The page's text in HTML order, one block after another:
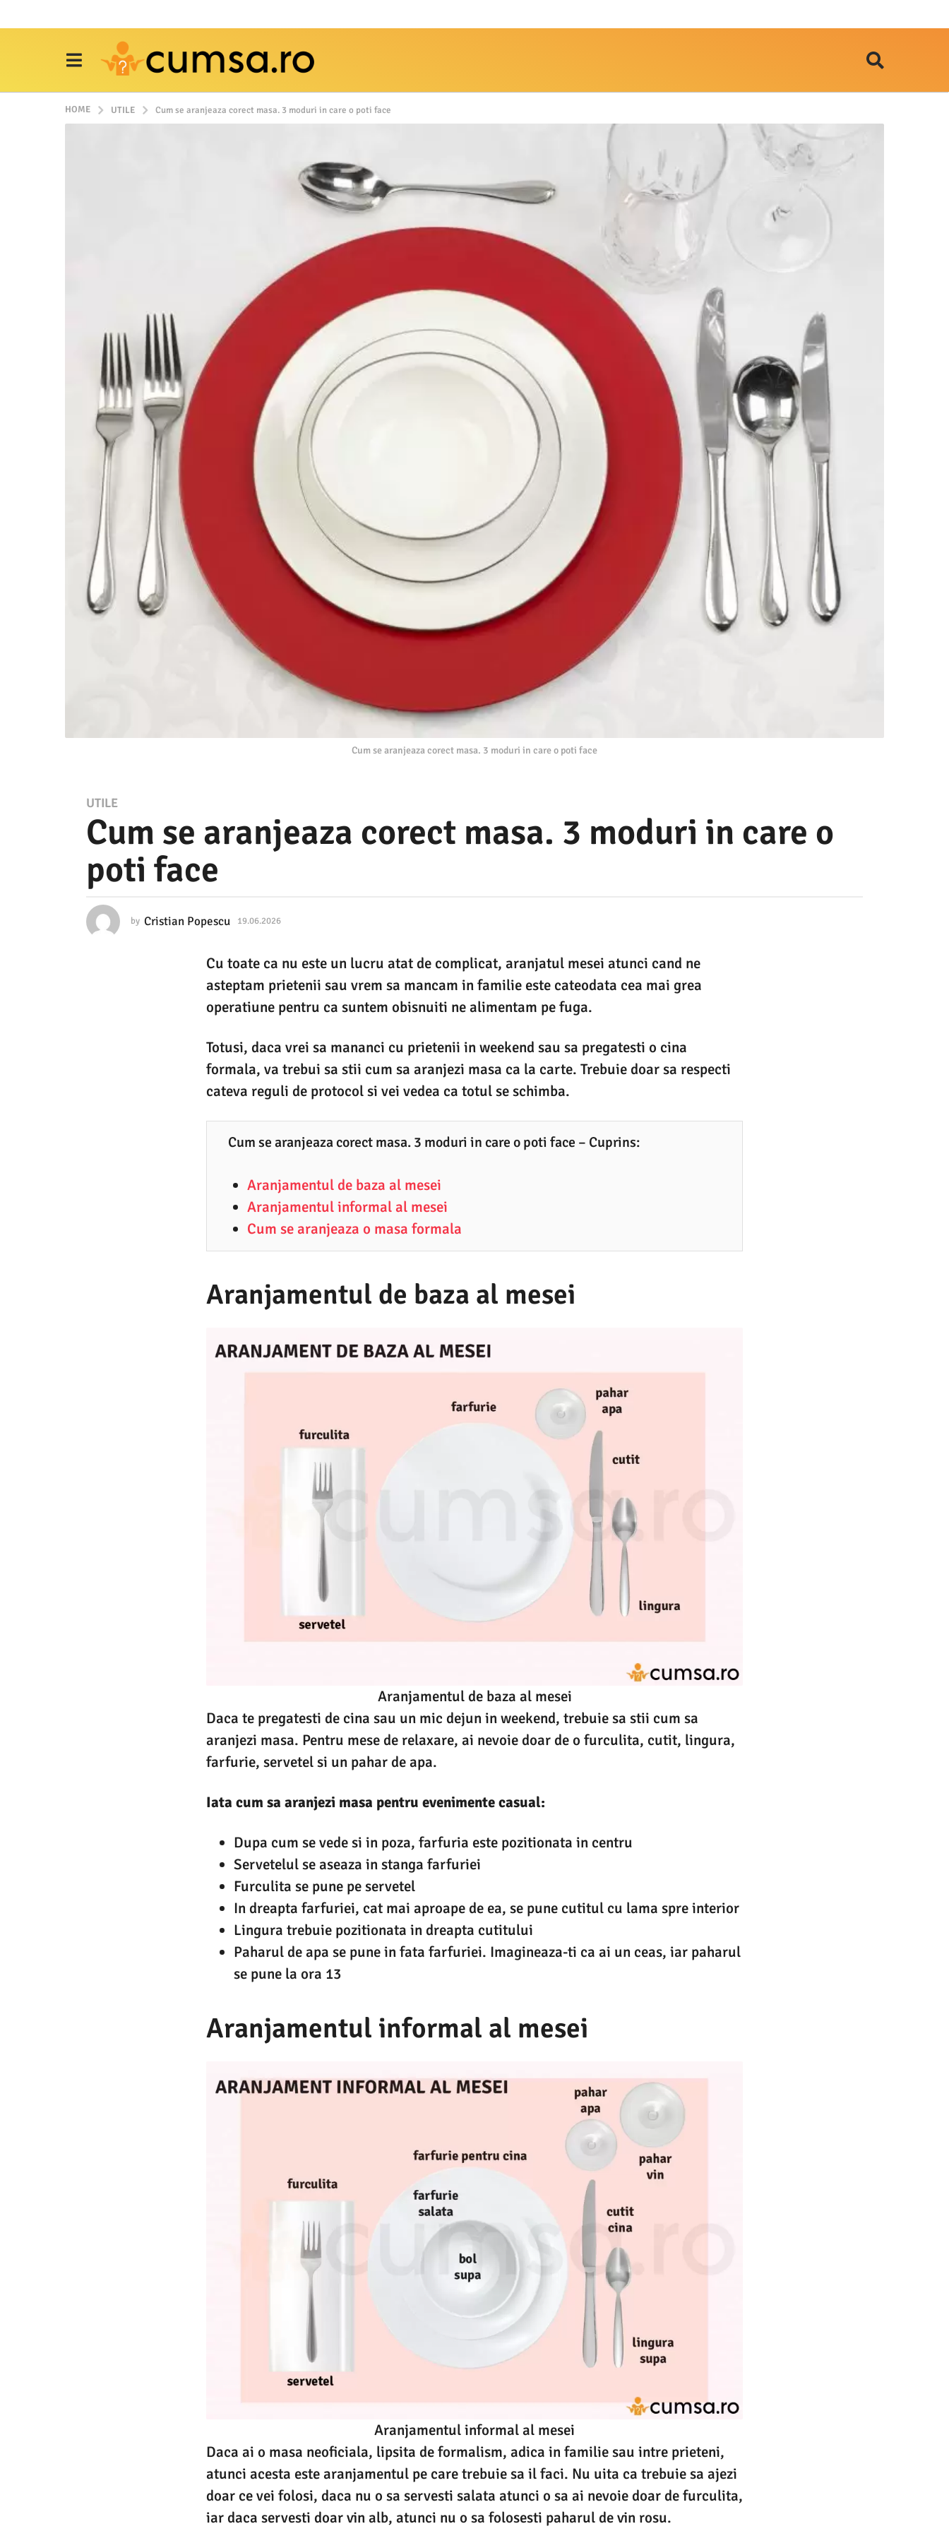
HOME UTILE Cum se aranjeaza corect masa. 3 moduri in care o poti face
Cum se aranjeaza corect masa. 3 moduri in care o poti face
1
9
.
0
6
.
2
UTILE
Cum se aranjeaza corect masa. 3 moduri in care o
poti face
by Cristian Popescu 19.06.2026
0
.
0
Cu toate ca nu este un lucru atat de complicat, aranjatul mesei atunci cand ne
asteptam prietenii sau vrem sa mancam in familie este cateodata cea mai grea
operatiune pentru ca suntem obisnuiti ne alimentam pe fuga.
Totusi, daca vrei sa mananci cu prietenii in weekend sau sa pregatesti o cina
formala, va trebui sa stii cum sa aranjezi masa ca la carte. Trebuie doar sa respecti
cateva reguli de protocol si vei vedea ca totul se schimba.
Cum se aranjeaza corect masa. 3 moduri in care o poti face – Cuprins:
Aranjamentul de baza al mesei
Aranjamentul informal al mesei
Cum se aranjeaza o masa formala
Aranjamentul de baza al mesei
Aranjamentul de baza al mesei
Daca te pregatesti de cina sau un mic dejun in weekend, trebuie sa stii cum sa
aranjezi masa. Pentru mese de relaxare, ai nevoie doar de o furculita, cutit, lingura,
farfurie, servetel si un pahar de apa.
Iata cum sa aranjezi masa pentru evenimente casual:
Dupa cum se vede si in poza, farfuria este pozitionata in centru
Servetelul se aseaza in stanga farfuriei
Furculita se pune pe servetel
In dreapta farfuriei, cat mai aproape de ea, se pune cutitul cu lama spre interior
Lingura trebuie pozitionata in dreapta cutitului
Paharul de apa se pune in fata farfuriei. Imagineaza-ti ca ai un ceas, iar paharul
se pune la ora 13
Aranjamentul informal al mesei
Aranjamentul informal al mesei
Daca ai o masa neoficiala, lipsita de formalism, adica in familie sau intre prieteni,
atunci acesta este aranjamentul pe care trebuie sa il faci. Nu uita ca trebuie sa ajezi
doar ce vei folosi, daca nu o sa servesti salata atunci o sa ai nevoie doar de furculita,
iar daca servesti doar vin alb, atunci nu o sa folosesti paharul de vin rosu.